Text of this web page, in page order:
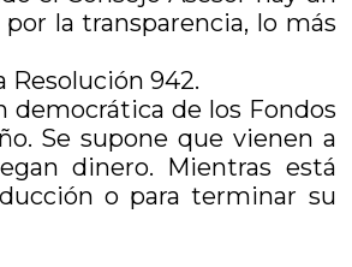
la transparencia, lo más
Resolución 942.
democrática de los Fondos
Se supone que vienen a
dinero. Mientras está
o para terminar su